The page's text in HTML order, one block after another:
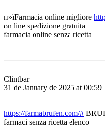
п»їFarmacia online migliore
on line spedizione gratuita
farmacia online senza ricetta
Clintbar
31 de January de 2025 at 00:59
https://farmabrufen.com/#
farmaci senza ricetta elenco